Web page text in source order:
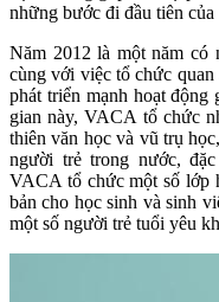
những bước đi đầu tiên của
Năm 2012 là một năm có
cùng với việc tổ chức
phát triển mạnh hoạt
gian này, VACA tổ chức
thiên văn học và vũ trụ
người trẻ trong nước,
VACA tổ chức một số lớp
bản cho học sinh và sinh
một số người trẻ tuổi yêu